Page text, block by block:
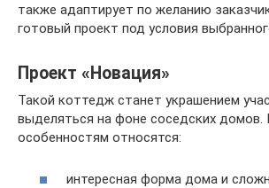
также адаптирует по желанию
готовый проект под условия
Проект «Новация»
Такой коттедж станет украшением
выделяться на фоне соседских домов.
особенностям относятся:
интересная форма дома и